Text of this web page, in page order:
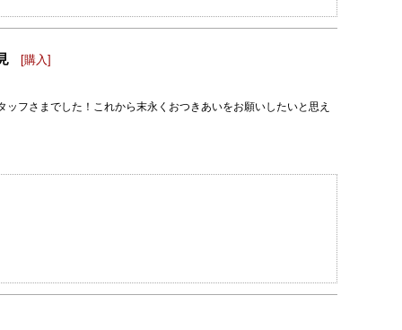
[購入]
フさまでした！これから末永くおつきあいをお願いしたいと思え